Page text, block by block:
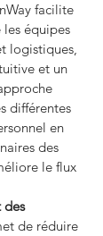
facilite
équipes
logistiques,
et un
différentes
en
des
le flux
des
de réduire